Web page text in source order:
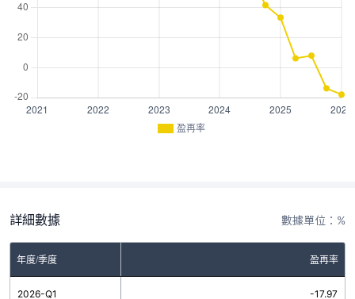
盈再率
詳細數據 數據單位：%
年度/季度 盈再率
2026-Q1 -17.97